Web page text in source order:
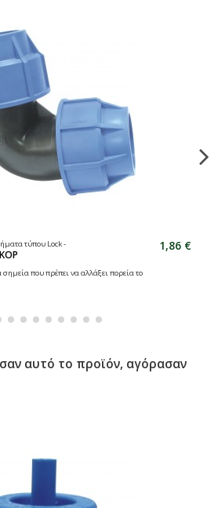
τύπου Lock - 1,86 €
που πρέπει να αλλάξει πορεία το
αυτό το προϊόν, αγόρασαν